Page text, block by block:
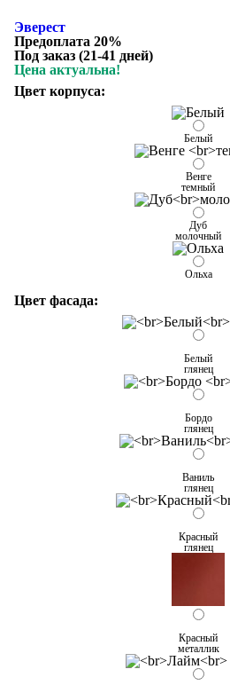
Эверест
Предоплата 20%
Под заказ (21-41 дней)
Цена актуальна!
Цвет корпуса:
Белый
Венге
темный
Дуб
молочный
Ольха
Цвет фасада:
Белый
глянец
Бордо
глянец
Ваниль
глянец
Красный
глянец
Красный
металлик